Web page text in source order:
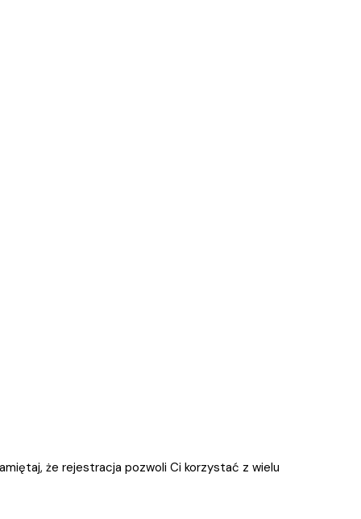
że rejestracja pozwoli Ci korzystać z wielu